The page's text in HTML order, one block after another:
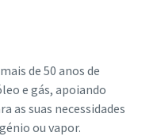
de 50 anos de
e gás, apoiando
as suas necessidades
ou vapor.